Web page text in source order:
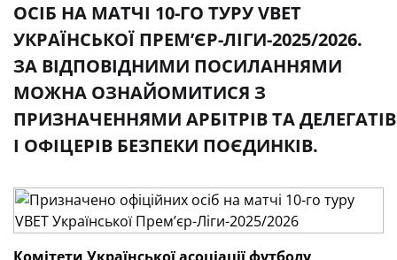
ОСІБ НА МАТЧІ 10-ГО ТУРУ VBET
УКРАЇНСЬКОЇ ПРЕМʼЄР-ЛІГИ-2025/2026.
ЗА ВІДПОВІДНИМИ ПОСИЛАННЯМИ
МОЖНА ОЗНАЙОМИТИСЯ З
ПРИЗНАЧЕННЯМИ АРБІТРІВ ТА ДЕЛЕГАТІВ
І ОФІЦЕРІВ БЕЗПЕКИ ПОЄДИНКІВ.